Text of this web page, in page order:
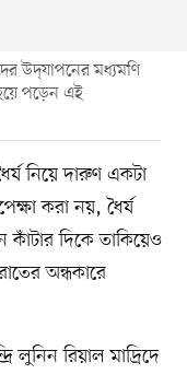
উদ্‌যাপনের মধ্যমণি
পড়েন এই
নিয়ে দারুণ একটা
করা নয়, ধৈর্য
কাঁটার দিকে তাকিয়েও
অন্ধকারে
লুনিন রিয়াল মাদ্রিদে